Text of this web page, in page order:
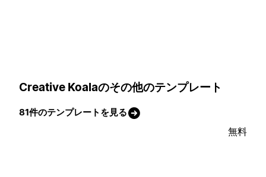
Creative Koalaのその他のテンプレート
81件のテンプレートを見る
無料